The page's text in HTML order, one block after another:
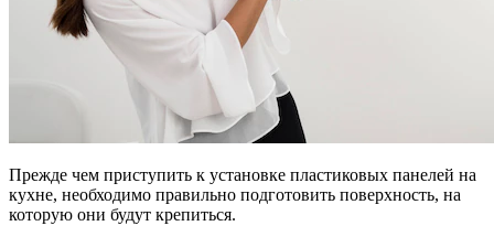
Прежде чем приступить к установке пластиковых панелей на
кухне, необходимо правильно подготовить поверхность, на
которую они будут крепиться.